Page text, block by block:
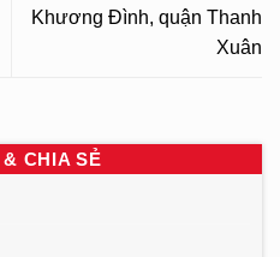
Khương Đình, quận Thanh
Xuân
CHIA SẺ